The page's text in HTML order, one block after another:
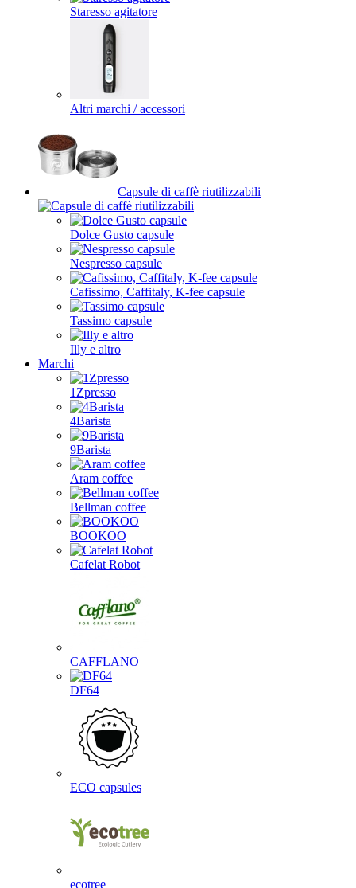
Staresso agitatore
Altri marchi / accessori
Capsule di caffè riutilizzabili
Dolce Gusto capsule
Nespresso capsule
Cafissimo, Caffitaly, K-fee capsule
Tassimo capsule
Illy e altro
Marchi
1Zpresso
4Barista
9Barista
Aram coffee
Bellman coffee
BOOKOO
Cafelat Robot
CAFFLANO
DF64
ECO capsules
ecotree